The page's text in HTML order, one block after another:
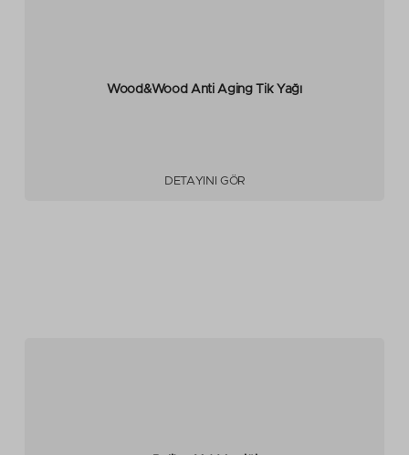
Wood&Wood Anti Aging Tik Yağı
DETAYINI GÖR